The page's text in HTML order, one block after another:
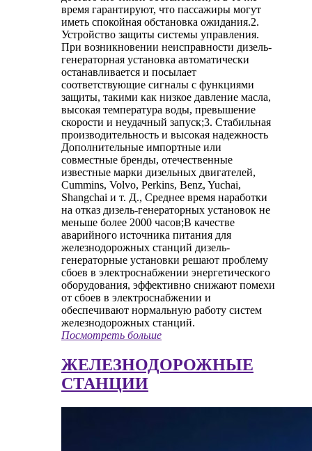
время гарантируют, что пассажиры могут
иметь спокойная обстановка ожидания.2.
Устройство защиты системы управления.
При возникновении неисправности дизель-
генераторная установка автоматически
останавливается и посылает
соответствующие сигналы с функциями
защиты, такими как низкое давление масла,
высокая температура воды, превышение
скорости и неудачный запуск;3. Стабильная
производительность и высокая надежность
Дополнительные импортные или
совместные бренды, отечественные
известные марки дизельных двигателей,
Cummins, Volvo, Perkins, Benz, Yuchai,
Shangchai и т. Д., Среднее время наработки
на отказ дизель-генераторных установок не
меньше более 2000 часов;В качестве
аварийного источника питания для
железнодорожных станций дизель-
генераторные установки решают проблему
сбоев в электроснабжении энергетического
оборудования, эффективно снижают помехи
от сбоев в электроснабжении и
обеспечивают нормальную работу систем
железнодорожных станций.
Посмотреть больше
ЖЕЛЕЗНОДОРОЖНЫЕ
СТАНЦИИ